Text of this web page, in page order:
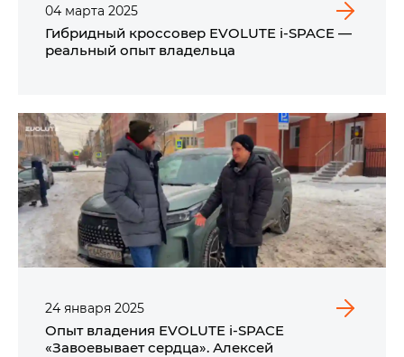
04 марта 2025
Гибридный кроссовер EVOLUTE i‑SPACE —
реальный опыт владельца
24 января 2025
Опыт владения EVOLUTE i‑SPACE
«Завоевывает сердца». Алексей